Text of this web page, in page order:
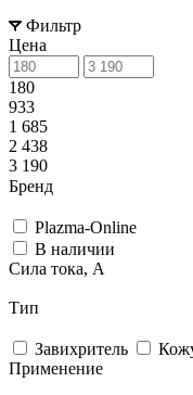
Фильтр
Цена
180
933
1 685
2 438
3 190
Бренд
Plazma-Online
В наличии
Сила тока, А
Тип
Завихритель
Применение